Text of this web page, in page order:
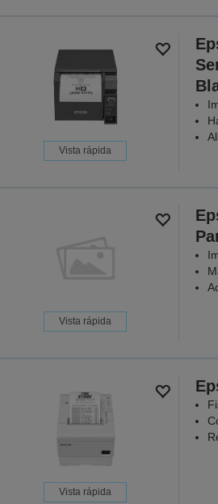
Vista rápida
Vista rápida
Vista rápida